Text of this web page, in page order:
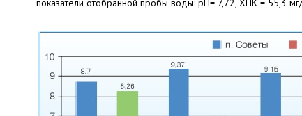
показатели отобранной пробы воды: pH= 7,72, ХПК = 55,3